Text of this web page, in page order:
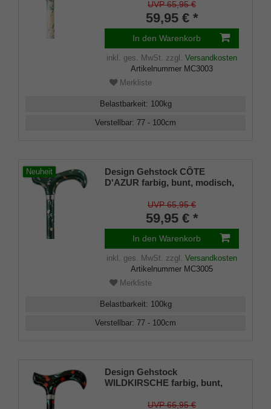
Derbygriff, Leichtmetall, edler
Messingring, Damen und
Herren, inkl. Gummipuffer.
UVP 65,95 €
59,95 € *
In den Warenkorb
inkl. ges. MwSt. zzgl. Versandkosten
Artikelnummer MC3003
Merkliste
Belastbarkeit: 100kg
Verstellbar: 77 - 100cm
Neuheit
Design Gehstock CÔTE
D'AZUR farbig, bunt, modisch,
Leichtmetall, edler Chromring,
Damen und Herren, inkl.
Gummipuffer.
UVP 65,95 €
59,95 € *
In den Warenkorb
inkl. ges. MwSt. zzgl. Versandkosten
Artikelnummer MC3005
Merkliste
Belastbarkeit: 100kg
Verstellbar: 77 - 100cm
Design Gehstock
WILDKIRSCHE farbig, bunt,
Derbygriff, Leichtmetall, edler
UVP 66,95 €